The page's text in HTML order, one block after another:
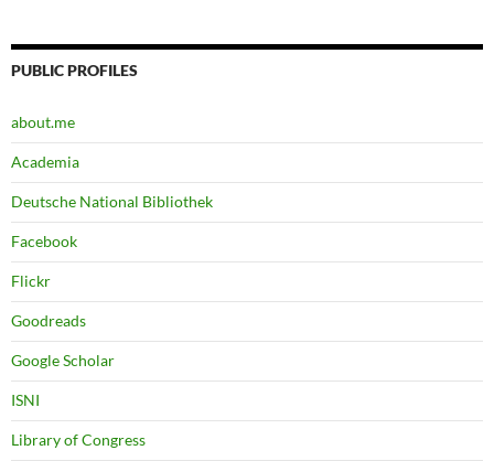
PUBLIC PROFILES
about.me
Academia
Deutsche National Bibliothek
Facebook
Flickr
Goodreads
Google Scholar
ISNI
Library of Congress